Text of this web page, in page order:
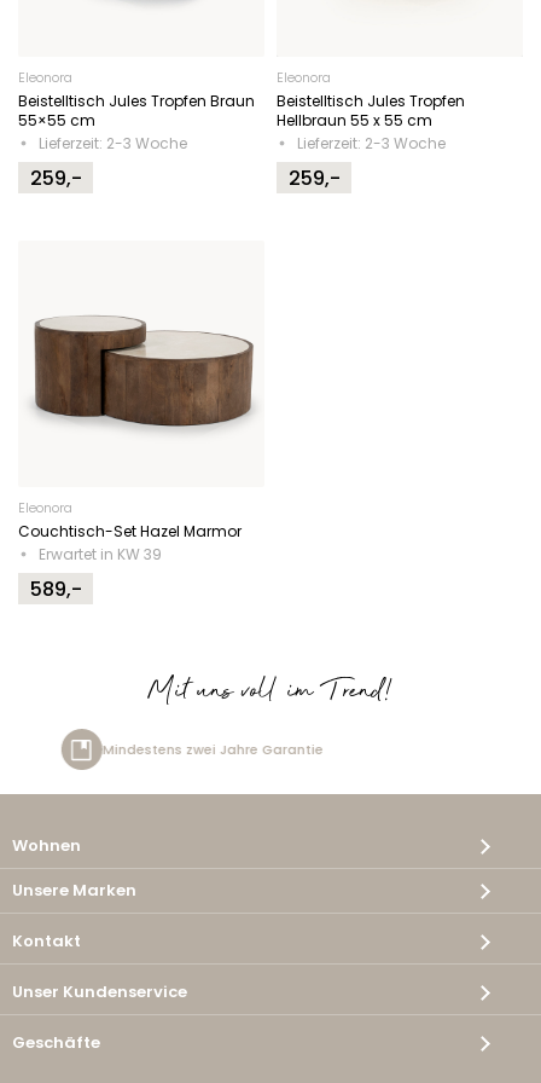
Eleonora
Beistelltisch Jules Tropfen Braun
55×55 cm
Lieferzeit: 2-3 Woche
259,-
Eleonora
Beistelltisch Jules Tropfen
Hellbraun 55 x 55 cm
Lieferzeit: 2-3 Woche
259,-
Eleonora
Couchtisch-Set Hazel Marmor
Erwartet in KW 39
589,-
Mit uns voll im Trend!
Wohnen
Unsere Marken
Kontakt
Unser Kundenservice
Geschäfte